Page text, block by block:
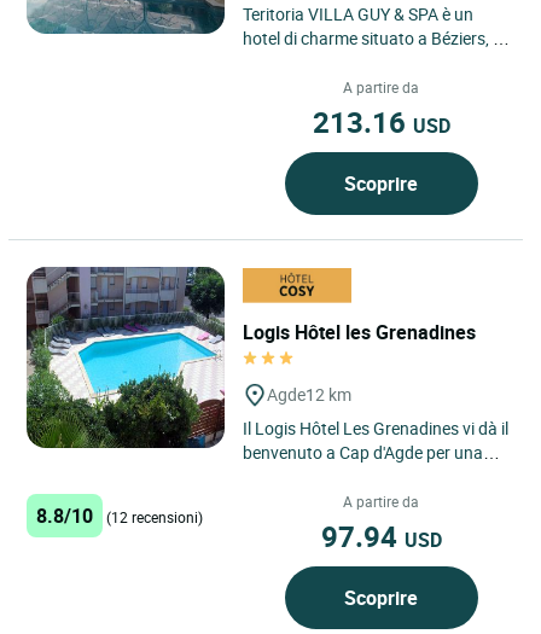
Teritoria VILLA GUY & SPA è un
hotel di charme situato a Béziers, in
mediterranea e ai vigneti...
A partire da
213.16 USD
Scoprire
Logis Hôtel les Grenadines
Agde12 km
Il Logis Hôtel Les Grenadines vi dà il
benvenuto a Cap d'Agde per una
mare, nel cuore...
8.8/10 (12 recensioni)
A partire da
97.94 USD
Scoprire